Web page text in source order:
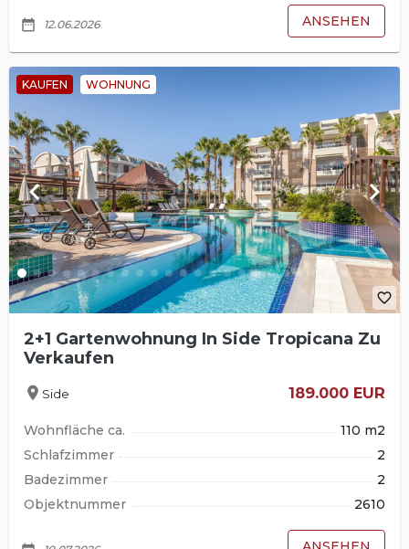
date_range 12.06.2026 ANSEHEN
KAUFEN WOHNUNG
keyboard_arrow_left keyboard_arrow_right
favorite_border
2+1 Gartenwohnung In Side Tropicana Zu
Verkaufen
location_on Side 189.000 EUR
Wohnfläche ca.
110 m2
Schlafzimmer
2
Badezimmer
2
Objektnummer
2610